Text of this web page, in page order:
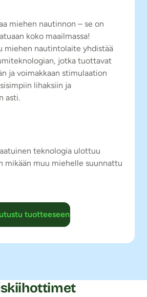
miehen nautinnon – se on
koko maailmassa!
miehen nautintolaite yhdistää
jotka tuottavat
ja voimakkaan stimulaation
lihaksiin ja
asti.
teknologia ulottuu
mikään muu miehelle suunnattu
tuotteeseen